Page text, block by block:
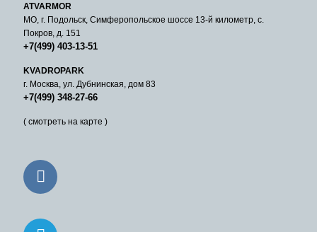
ATVARMOR
МО, г. Подольск, Симферопольское шоссе 13-й километр, с.
Покров, д. 151
+7(499) 403-13-51
KVADROPARK
г. Москва, ул. Дубнинская, дом 83
+7(499) 348-27-66
( смотреть на карте )